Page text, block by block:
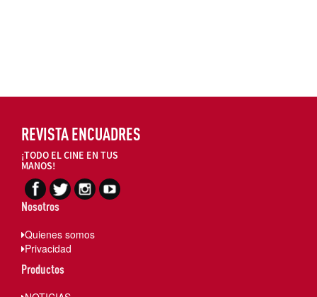
REVISTA ENCUADRES
¡TODO EL CINE EN TUS
MANOS!
Nosotros
Quienes somos
Privacidad
Productos